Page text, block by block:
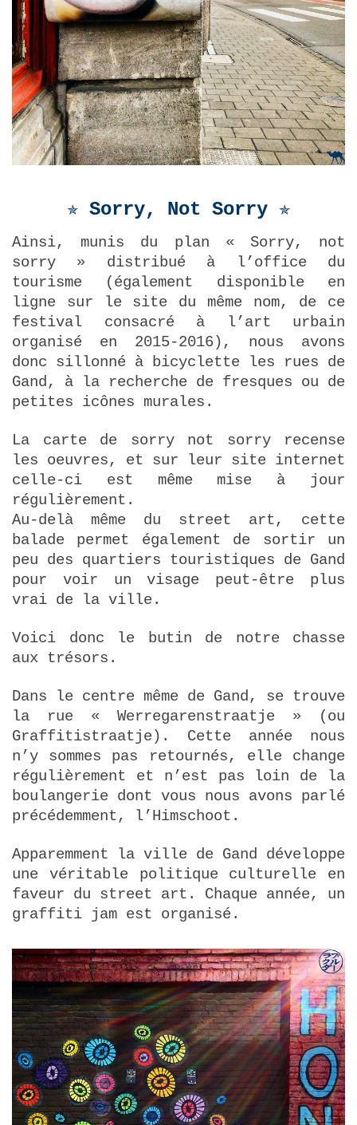
✯ Sorry, Not Sorry ✯
Ainsi, munis du plan « Sorry, not
sorry » distribué à l’office du
tourisme (également disponible en
ligne sur le site du même nom, de ce
festival consacré à l’art urbain
organisé en 2015-2016), nous avons
donc sillonné à bicyclette les rues de
Gand, à la recherche de fresques ou de
petites icônes murales.
La carte de sorry not sorry recense
les oeuvres, et sur leur site internet
celle-ci est même mise à jour
régulièrement.
Au-delà même du street art, cette
balade permet également de sortir un
peu des quartiers touristiques de Gand
pour voir un visage peut-être plus
vrai de la ville.
Voici donc le butin de notre chasse
aux trésors.
Dans le centre même de Gand, se trouve
la rue « Werregarenstraatje » (ou
Graffitistraatje). Cette année nous
n’y sommes pas retournés, elle change
régulièrement et n’est pas loin de la
boulangerie dont vous nous avons parlé
précédemment, l’Himschoot.
Apparemment la ville de Gand développe
une véritable politique culturelle en
faveur du street art. Chaque année, un
graffiti jam est organisé.